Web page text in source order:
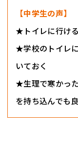
【中学生の声】
★トイレに行け
★学校のトイレ
いておく
★生理で寒かっ
を持ち込んでも